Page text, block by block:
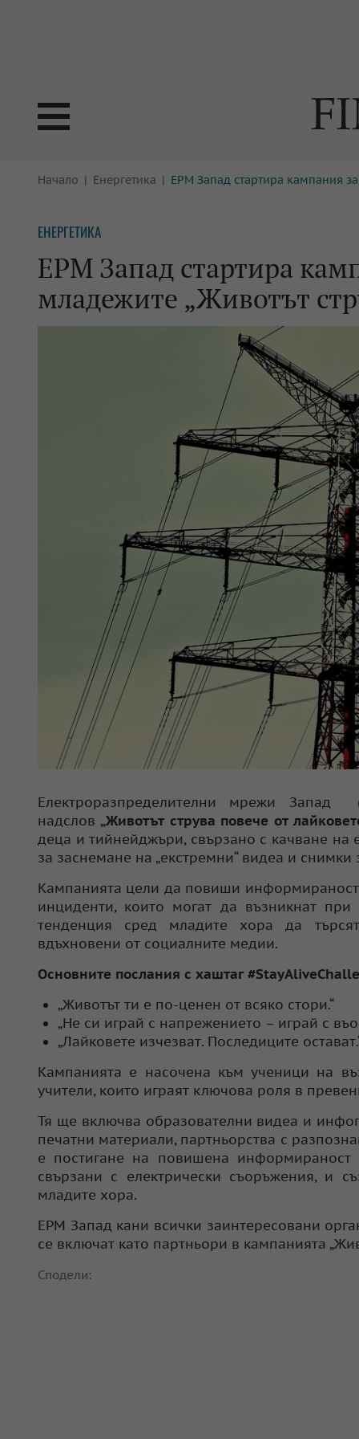
БОРСИ
КРИПТО
БАНКИ
ПАРИТЕ
ЗАСТРАХОВАНЕ
ИМОТИ
Начало Енергетика ЕРМ Запад стартира кампания
ЕНЕРГЕТИКА
ЕРМ Запад стартира
младежите „Животът
Електроразпределителни мрежи
надслов „Животът струва повече от
деца и тийнейджъри, свързано с качване на
за заснемане на „екстремни“ видеа и
Кампанията цели да повиши
инциденти, които могат да възникнат
тенденция сред младите хора да
вдъхновени от социалните медии.
Основните послания с хаштаг
„Животът ти е по-ценен от всяко стори.“
„Не си играй с напрежението – играй с
„Лайковете изчезват. Последиците
Кампанията е насочена към ученици на
учители, които играят ключова роля в
Тя ще включва образователни видеа и
печатни материали, партньорства с
е постигане на повишена
свързани с електрически съоръжения, и
младите хора.
ЕРМ Запад кани всички заинтересовани
се включат като партньори в кампанията
Сподели: